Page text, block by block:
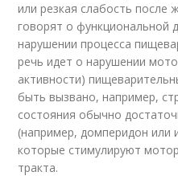
Гастрит по
происхождению
Гастрит с
повышенной
кислотностью
или резкая слабость после
говорят о функциональной
нарушении процесса
речь идет о нарушении
активности)
быть вызвано, например,
состояния обычно
(например, домперидон
которые стимулируют
тракта.